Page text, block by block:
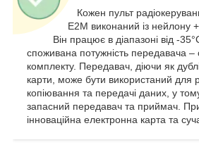
Кожен пульт
E2M виконаний із нейлону
Він працює в діапазоні від -
споживана потужність передавача –
комплекту. Передавач, діючи як
карти, може бути використаний для
копіювання та передачі даних, у
запасний передавач та приймач.
інноваційна електронна карта та